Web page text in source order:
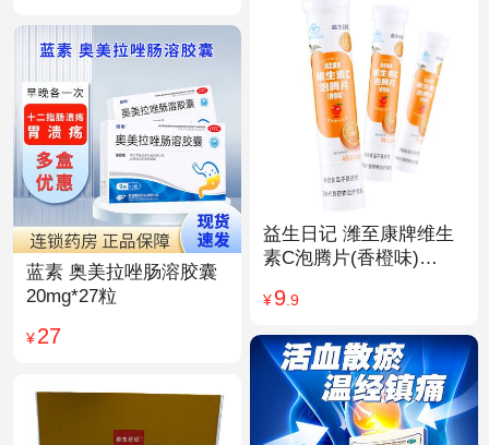
益生日记 潍至康牌维生
素C泡腾片(香橙味)
¥9.9
蓝素 奥美拉唑肠溶胶囊
20mg*27粒
¥27